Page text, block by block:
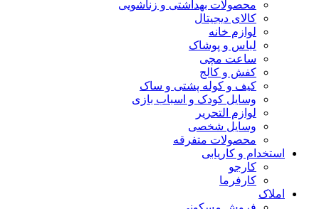
محصولات بهداشتی و زناشویی
کالای دیجیتال
لوازم خانه
لباس و پوشاک
ساعت مچی
کفش و کالج
کیف و کوله پشتی و ساک
وسایل کودک و اسباب بازی
لوازم التحریر
وسایل شخصی
محصولات متفرقه
استخدام و کاریابی
کارجو
کارفرما
املاک